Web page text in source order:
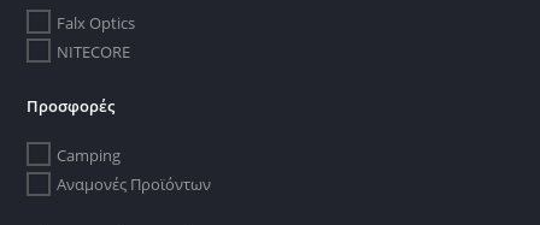
Falx Optics
NITECORE
Προσφορές
Camping
Αναμονές Προϊόντων